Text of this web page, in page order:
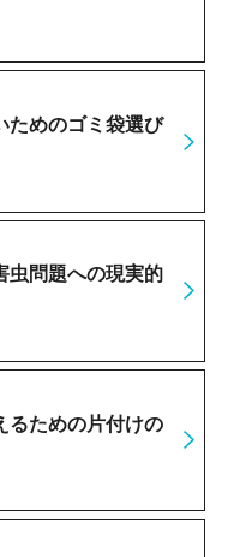
ためのゴミ袋選び
虫問題への現実的
るための片付けの